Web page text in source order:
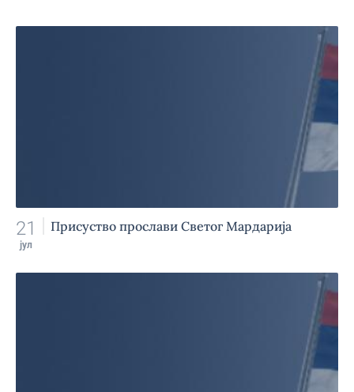
21
јул
Присуство прослави Светог Мардарија